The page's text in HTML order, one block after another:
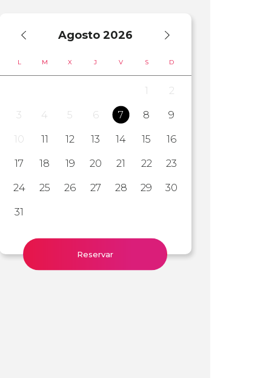
Agosto 2026
L M X J V S D
1
2
3
4 5 6 7 8
9
10
11 12 13 14 15
16
17
18 19 20 21 22
23
24
25 26 27 28 29
30
31
Reservar